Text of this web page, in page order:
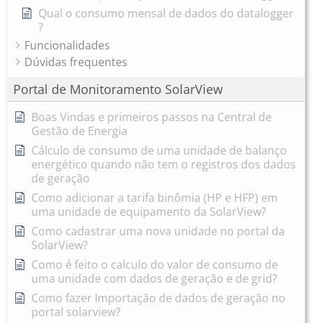
Qual o consumo mensal de dados do datalogger
?
Funcionalidades
Dúvidas frequentes
Portal de Monitoramento SolarView
Boas Vindas e primeiros passos na Central de
Gestão de Energia
Cálculo de consumo de uma unidade de balanço
energético quando não tem o registros dos dados
de geração
Como adicionar a tarifa binômia (HP e HFP) em
uma unidade de equipamento da SolarView?
Como cadastrar uma nova unidade no portal da
SolarView?
Como é feito o calculo do valor de consumo de
uma unidade com dados de geração e de grid?
Como fazer Importação de dados de geração no
portal solarview?